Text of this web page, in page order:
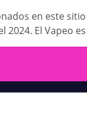
en este
2024. El Vapeo